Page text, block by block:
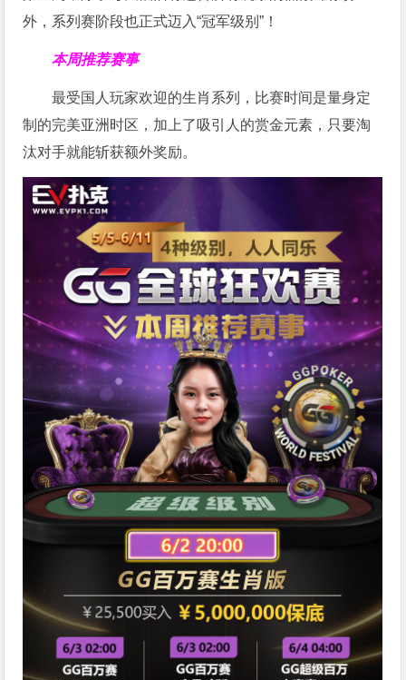
外，系列赛阶段也正式迈入“冠军级别”！
本周推荐赛事
最受国人玩家欢迎的生肖系列，比赛时间是量身定
制的完美亚洲时区，加上了吸引人的赏金元素，只要淘
汰对手就能斩获额外奖励。